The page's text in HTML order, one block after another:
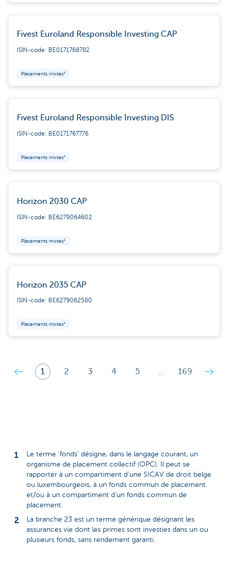
Fivest Euroland Responsible Investing CAP
ISIN-code: BE0171768782
Placements mixtes¹
Fivest Euroland Responsible Investing DIS
ISIN-code: BE0171767776
Placements mixtes¹
Horizon 2030 CAP
ISIN-code: BE6279064602
Placements mixtes¹
Horizon 2035 CAP
ISIN-code: BE6279062580
Placements mixtes¹
1 2 3 4 5 … 169
Le terme 'fonds' désigne, dans le langage courant, un
organisme de placement collectif (OPC). Il peut se
rapporter à un compartiment d’une SICAV de droit belge
ou luxembourgeois, à un fonds commun de placement
et/ou à un compartiment d’un fonds commun de
placement.
La branche 23 est un terme générique désignant les
assurances vie dont les primes sont investies dans un ou
plusieurs fonds, sans rendement garanti.